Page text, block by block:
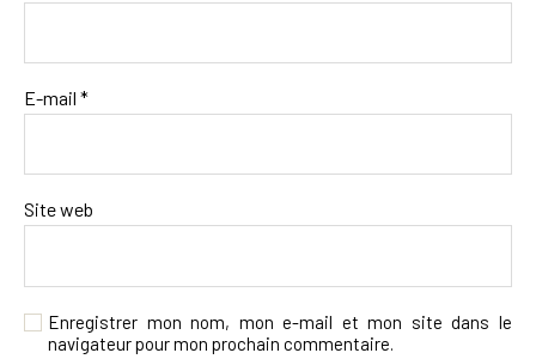
E-mail *
Site web
Enregistrer mon nom, mon e-mail et mon site dans le
navigateur pour mon prochain commentaire.